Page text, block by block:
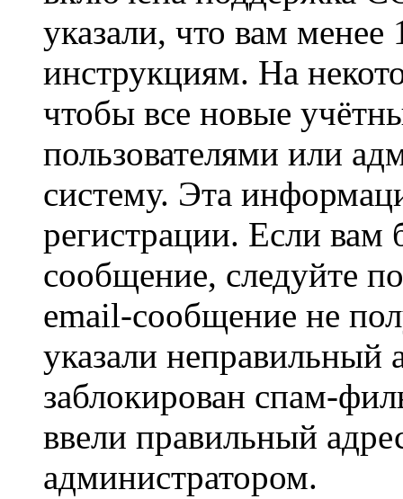
указали, что вам
инструкциям. На
чтобы все новые
пользователями или
систему. Эта
регистрации. Если
сообщение, следуйте
email-сообщение не
указали неправильный
заблокирован спам-
ввели правильный
администратором.